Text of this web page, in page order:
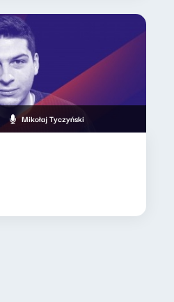
Mikołaj Tyczyński